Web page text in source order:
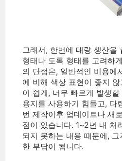
그래서, 한번에 대량 생산을
형태나 도록 형태를 고려하
의 단점은, 일반적인 비용에
에 비해 색상 표현이 좋지
이 쉽게, 너무 빠르게 발생
용지를 사용하기 힘들고, 다
번 제작이후 업데이트나 새
점이 있습니다. 1~2년 내 처
되지 못하는 내용 때문에,
한 부담이 됩니다.